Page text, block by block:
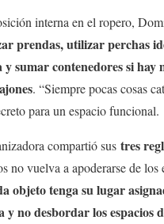
interna en el ropero,
prendas, utilizar perchas
sumar contenedores si hay
. “Siempre pocas cosas
para un espacio funcional.
compartió sus tres
no vuelva a apoderarse de los
objeto tenga su lugar
y no desbordar los espacios